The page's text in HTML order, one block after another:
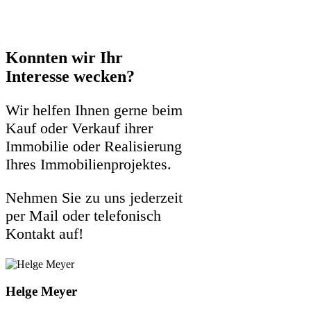
Konnten wir Ihr
Interesse wecken?
Wir helfen Ihnen gerne beim
Kauf oder Verkauf ihrer
Immobilie oder Realisierung
Ihres Immobilienprojektes.
Nehmen Sie zu uns jederzeit
per Mail oder telefonisch
Kontakt auf!
Helge Meyer